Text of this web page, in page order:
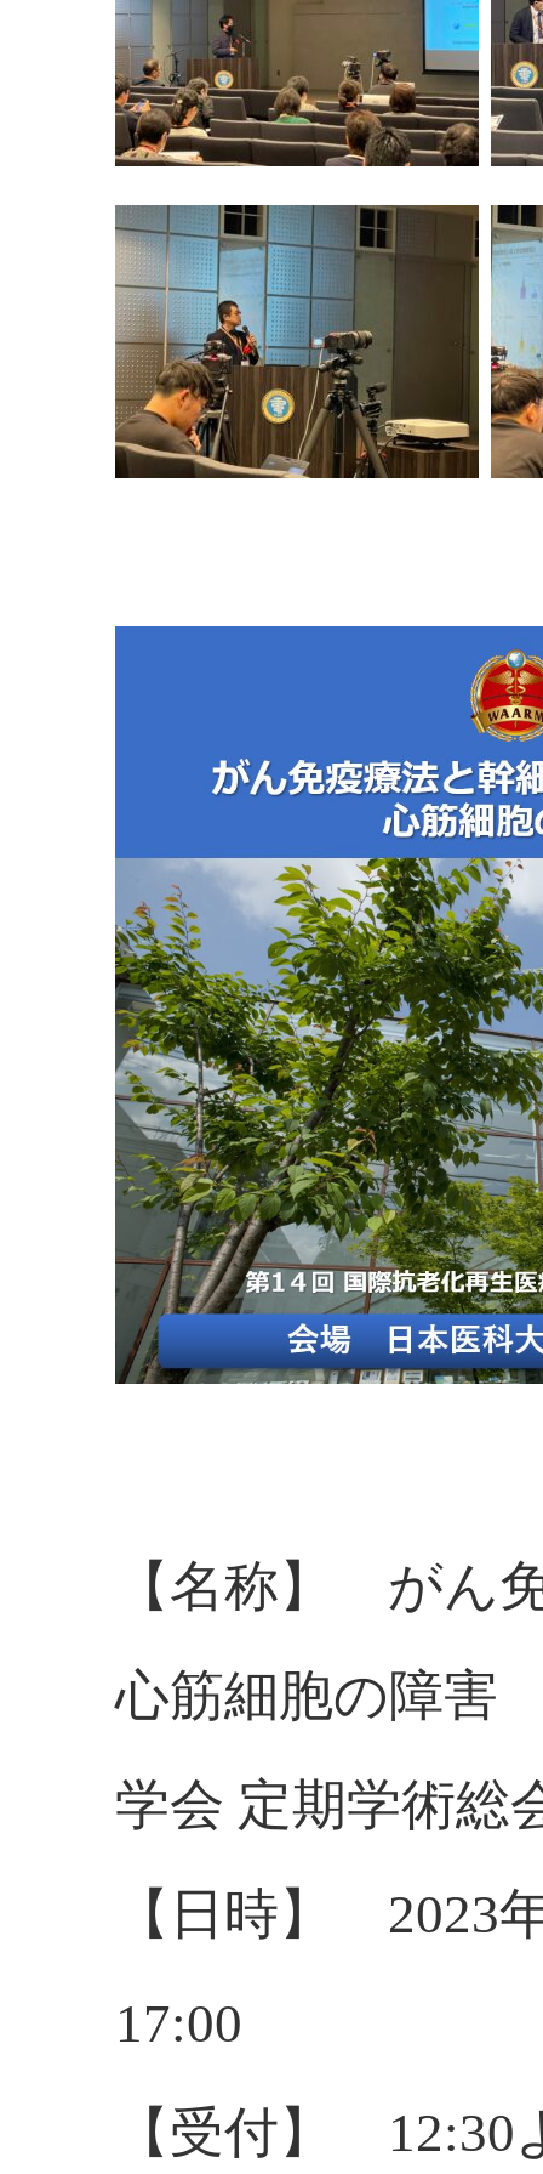
【名称】 がん
心筋細胞の障害
学会 定期学術総
【日時】 2023
17:00
【受付】 12:30